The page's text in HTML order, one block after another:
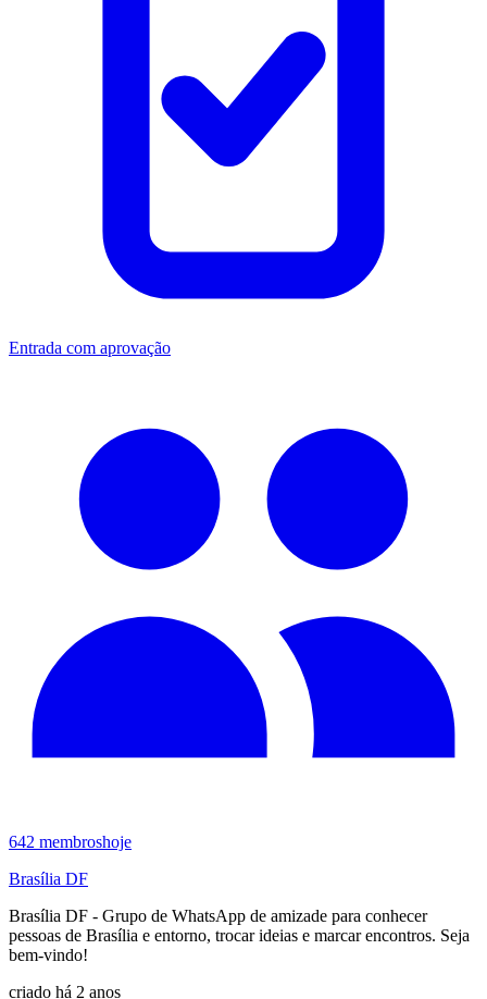
Entrada com aprovação
642 membroshoje
Brasília DF
Brasília DF - Grupo de WhatsApp de amizade para conhecer
pessoas de Brasília e entorno, trocar ideias e marcar encontros. Seja
bem-vindo!
criado há 2 anos